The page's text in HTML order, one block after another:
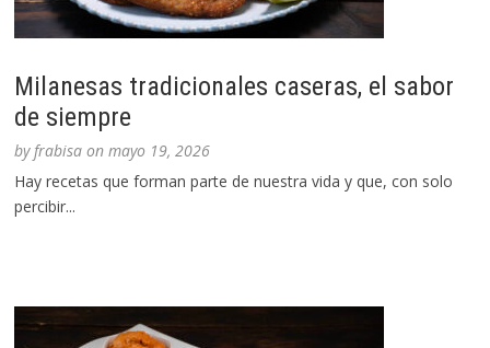
Milanesas tradicionales caseras, el sabor
de siempre
byfrabisa onmayo 19, 2026
Hay recetas que forman parte de nuestra vida y que, con solo
percibir...